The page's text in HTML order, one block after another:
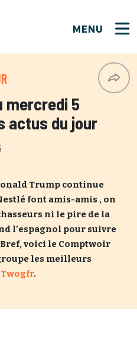
MENU
mercredi 5
actus du jour
Trump continue
font amis-amis , on
ni le pire de la
l’espagnol pour suivre
voici le Comptwoir
les meilleurs
.
Mot de passe perdu ?
FERMER
proposer ?
tweets
sélection